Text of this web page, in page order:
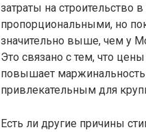
затраты на строительство
пропорциональными, но
значительно выше, чем у
Это связано с тем, что
повышает маржинальность
привлекательным для
Есть ли другие причины